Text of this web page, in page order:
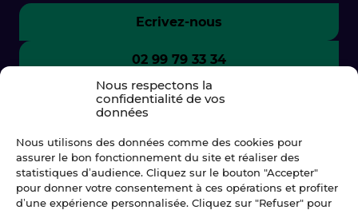
Nous respectons la
confidentialité de vos
données
Nous utilisons des données comme des cookies pour
assurer le bon fonctionnement du site et réaliser des
statistiques d’audience. Cliquez sur le bouton "Accepter"
pour donner votre consentement à ces opérations et profiter
d’une expérience personnalisée. Cliquez sur "Refuser" pour
Ecrivez-nous
02 99 79 33 34